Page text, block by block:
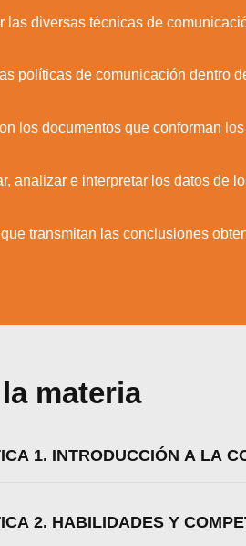
las diversas técnicas de
políticas de comunicación dentro
los documentos que conforman
analizar e interpretar los datos de
transmitan las conclusiones
materia
1. INTRODUCCIÓN A LA
2. HABILIDADES Y